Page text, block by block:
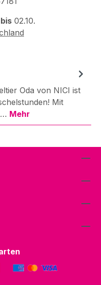
bis 02.10.
Oda von NICI ist
Mit
Mehr